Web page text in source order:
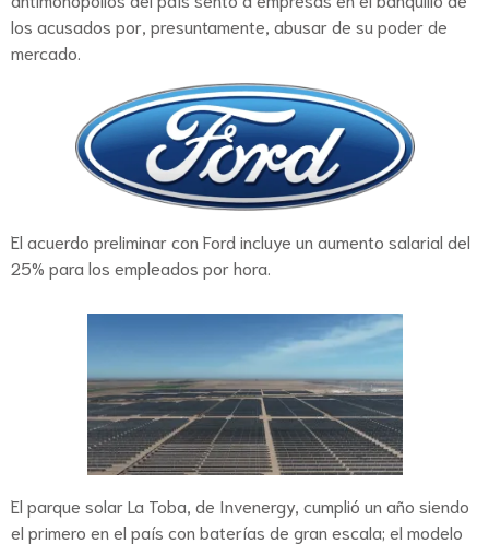
los acusados por, presuntamente, abusar de su poder de
mercado.
El acuerdo preliminar con Ford incluye un aumento salarial del
25% para los empleados por hora.
El parque solar La Toba, de Invenergy, cumplió un año siendo
el primero en el país con baterías de gran escala; el modelo